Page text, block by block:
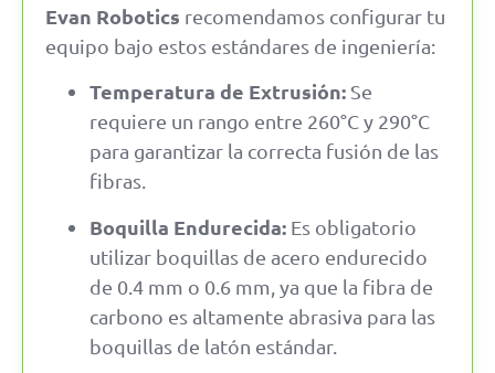
Evan Robotics recomendamos configurar tu
equipo bajo estos estándares de ingeniería:
Temperatura de Extrusión: Se
requiere un rango entre 260°C y 290°C
para garantizar la correcta fusión de las
fibras.
Boquilla Endurecida: Es obligatorio
utilizar boquillas de acero endurecido
de 0.4 mm o 0.6 mm, ya que la fibra de
carbono es altamente abrasiva para las
boquillas de latón estándar.